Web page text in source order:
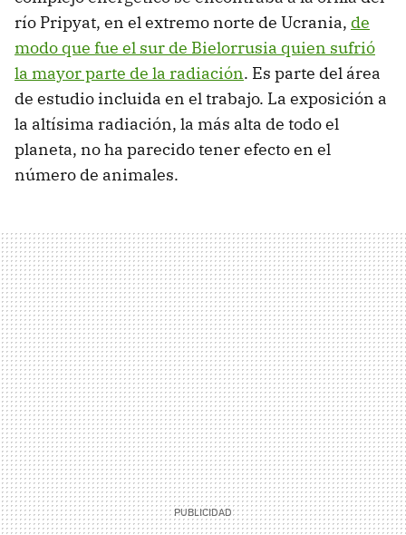
río Pripyat, en el extremo norte de Ucrania, de
modo que fue el sur de Bielorrusia quien sufrió
la mayor parte de la radiación. Es parte del área
de estudio incluida en el trabajo. La exposición a
la altísima radiación, la más alta de todo el
planeta, no ha parecido tener efecto en el
número de animales.